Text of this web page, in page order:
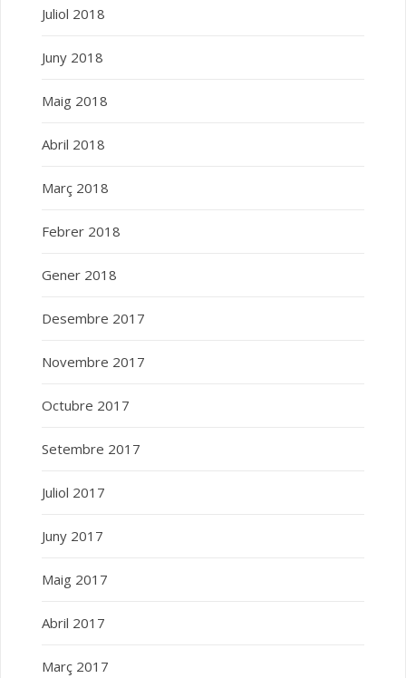
Juliol 2018
Juny 2018
Maig 2018
Abril 2018
Març 2018
Febrer 2018
Gener 2018
Desembre 2017
Novembre 2017
Octubre 2017
Setembre 2017
Juliol 2017
Juny 2017
Maig 2017
Abril 2017
Març 2017